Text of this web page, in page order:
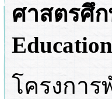
ศาสตรศึก
Education
โครงกา